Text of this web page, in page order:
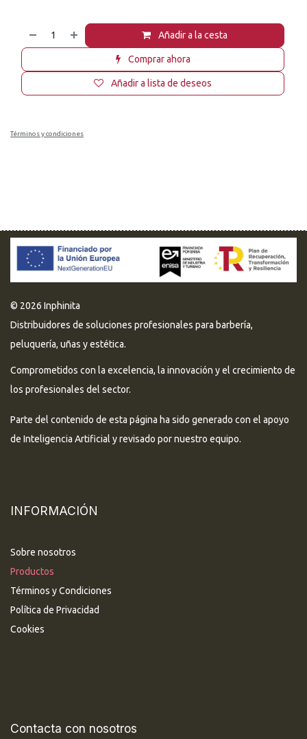
Añadir a la cesta
Comprar ahora
Añadir a lista de deseos
Términos y condiciones
© 2026 Inphinita
Distribuidores de soluciones profesionales para barbería,
peluquería, uñas y estética.
Comprometidos con la excelencia, la innovación y el crecimiento de
los profesionales del sector.
Parte del contenido de esta página ha sido generado con el apoyo
de Inteligencia Artificial y revisado por nuestro equipo.
INFORMACIÓN
Sobre nosotros
Productos
Términos y Condiciones
Política de Privacidad
Cookies
Contacta con nosotros